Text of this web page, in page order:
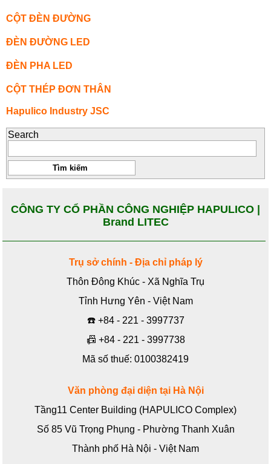
CỘT ĐÈN ĐƯỜNG
ĐÈN ĐƯỜNG LED
ĐÈN PHA LED
CỘT THÉP ĐƠN THÂN
Hapulico Industry JSC
Search
CÔNG TY CỔ PHẦN CÔNG NGHIỆP HAPULICO |
Brand LITEC
Trụ sở chính - Địa chỉ pháp lý
Thôn Đông Khúc - Xã Nghĩa Trụ
Tỉnh Hưng Yên - Việt Nam
☎️ +84 - 221 - 3997737
📠 +84 - 221 - 3997738
Mã số thuế: 0100382419
Văn phòng đại diện tại Hà Nội
Tầng11 Center Building (HAPULICO Complex)
Số 85 Vũ Trọng Phụng - Phường Thanh Xuân
Thành phố Hà Nội - Việt Nam